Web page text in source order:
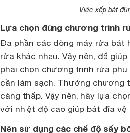
Việc xếp bát
Lựa chọn đúng chương trình
Đa phần các dòng máy rửa bát
rửa khác nhau. Vậy nên, để
phải chọn chương trình rửa
cần làm sạch. Thường chương
càng thấp. Vậy nên, hãy lựa
với nhiệt độ cao giúp bát đĩa vệ
Nên sử dụng các chế độ sấy